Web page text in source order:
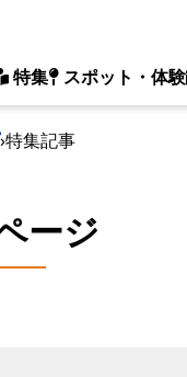
特集 スポット・体験
›特集記事
ージ